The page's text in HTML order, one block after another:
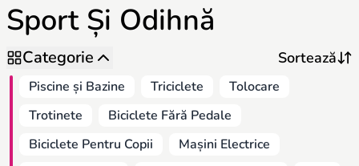
Sport Și Odihnă
Categorie
Piscine și Bazine Triciclete
Tolocare
Trotinete
Biciclete Fără Pedale
Biciclete Pentru Copii
Mașini Electrice